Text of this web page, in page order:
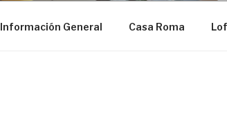
Información General Casa Roma